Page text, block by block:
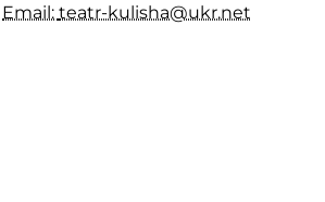
Email: teatr-kulisha@ukr.net